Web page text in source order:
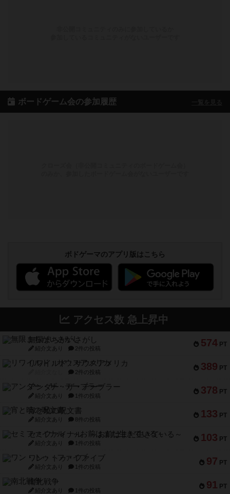
ボードゲーム会の参加履歴
ボドゲーマのアプリ版はこちら
アクセス数 急上昇中
574 PT
無限まちがいさがし
紹介文あり 2件の投稿
389 PT
リワイルド：サウスアメリカ
2件の投稿
378 PT
アンダー・ザ・テーブラー
紹介文あり 1件の投稿
133 PT
宵と暁の呪文書
紹介文あり 8件の投稿
103 PT
セミファイナル ～お前はまだ生きている～
紹介文あり 1件の投稿
97 PT
ワン・トゥ・ファイブ
紹介文あり 1件の投稿
91 PT
南北戦争
紹介文あり 1件の投稿